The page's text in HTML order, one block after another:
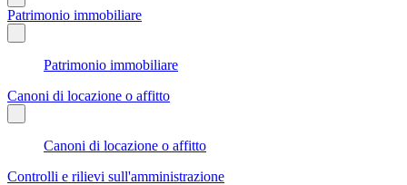
Patrimonio immobiliare
Patrimonio immobiliare
Canoni di locazione o affitto
Canoni di locazione o affitto
Controlli e rilievi sull'amministrazione